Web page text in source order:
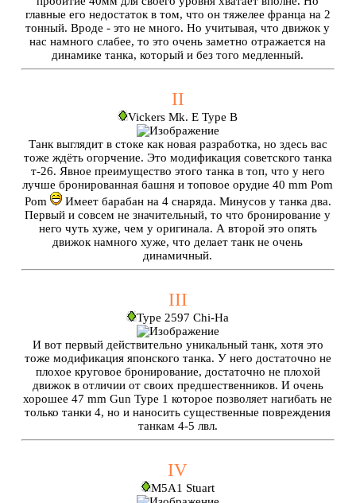
главные его недостаток в том, что он тяжелее франца на 2
тонный. Вроде - это не много. Но учитывая, что движок у
нас намного слабее, то это очень заметно отражается на
динамике танка, который и без того медленный.
II
Vickers Mk. E Type B
Танк выглядит в стоке как новая разработка, но здесь вас
тоже ждёть огорчение. Это модификация советского танка
т-26. Явное преимущество этого танка в топ, что у него
лучше бронированная башня и топовое орудие 40 mm Pom
Pom
Имеет барабан на 4 снаряда. Минусов у танка два.
Первый и совсем не значительный, то что бронирование у
него чуть хуже, чем у оригинала. А второй это опять
движок намного хуже, что делает танк не очень
динамичный.
III
Type 2597 Chi-Ha
И вот первый действительно уникальный танк, хотя это
тоже модификация японского танка. У него достаточно не
плохое круговое бронирование, достаточно не плохой
движок в отличии от своих предшественников. И очень
хорошее 47 mm Gun Type 1 которое позволяет нагибать не
только танки 4, но и наносить существенные повреждения
танкам 4-5 лвл.
IV
М5A1 Stuart